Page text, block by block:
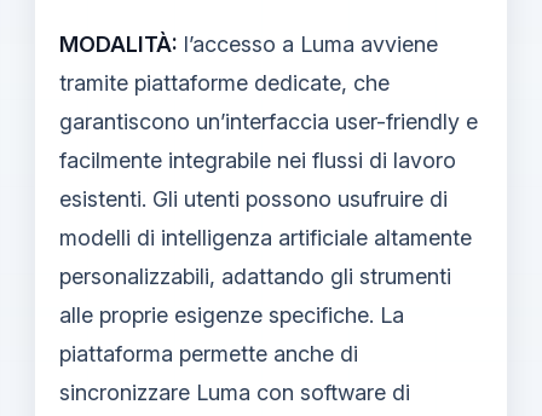
MODALITÀ: l’accesso a Luma avviene
tramite piattaforme dedicate, che
garantiscono un’interfaccia user-friendly e
facilmente integrabile nei flussi di lavoro
esistenti. Gli utenti possono usufruire di
modelli di intelligenza artificiale altamente
personalizzabili, adattando gli strumenti
alle proprie esigenze specifiche. La
piattaforma permette anche di
sincronizzare Luma con software di